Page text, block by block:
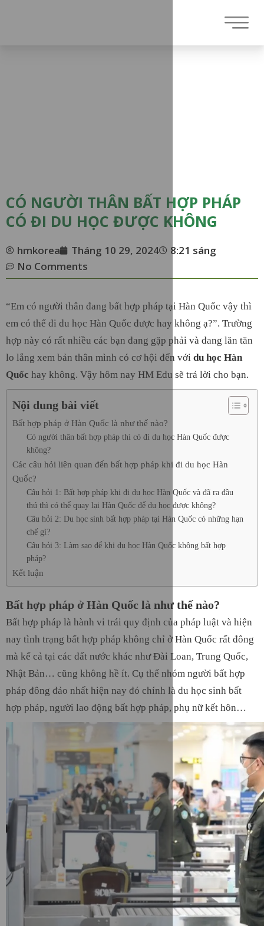
CÓ NGƯỜI THÂN BẤT HỢP PHÁP
CÓ ĐI DU HỌC ĐƯỢC KHÔNG
hmkorea Tháng 10 29, 2024
8:21 sáng
No Comments
“Em có người thân đang bất hợp pháp tại Hàn Quốc vậy thì
em có thể đi du học Hàn Quốc được hay không ạ?”. Trường
hợp này có rất nhiều các bạn đang gặp phải và đang lăn tăn
lo lắng xem bản thân mình có cơ hội đến với du học Hàn
Quốc hay không. Vậy hôm nay HM Edu sẽ trả lời cho bạn.
Nội dung bài viết
Bất hợp pháp ở Hàn Quốc là như thế nào?
Có người thân bất hợp pháp thì có đi du học Hàn Quốc được
không?
Các câu hỏi liên quan đến bất hợp pháp khi đi du học Hàn
Quốc?
Câu hỏi 1: Bất hợp pháp khi đi du học Hàn Quốc và đã ra đầu
thú thì có thể quay lại Hàn Quốc để du học được không?
Câu hỏi 2: Du học sinh bất hợp pháp tại Hàn Quốc có những hạn
chế gì?
Câu hỏi 3: Làm sao để khi du học Hàn Quốc không bất hợp
pháp?
Kết luận
Bất hợp pháp ở Hàn Quốc là như thế nào?
Bất hợp pháp là hành vi trái quy định của pháp luật và hiện
nay tình trạng bất hợp pháp không chỉ ở Hàn Quốc rất đông
mà kể cả tại các đất nước khác như Đài Loan, Trung Quốc,
Nhật Bản… cũng không hề ít. Cụ thể nhóm người bất hợp
pháp đông đảo nhất hiện nay đó chính là du học sinh bất
hợp pháp, người lao động bất hợp pháp, phụ nữ kết hôn…